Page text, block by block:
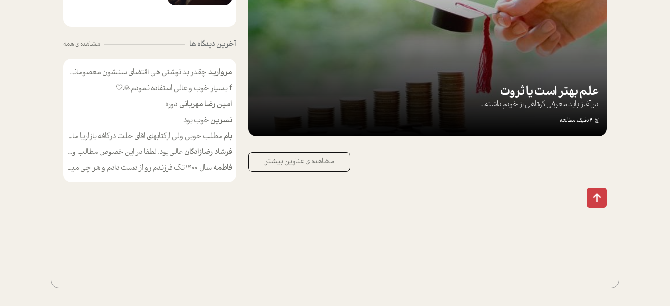
علم بهتر است یا ثروت
در آغاز باید معرفی کوتاهی از خودم داشته...
4 دقیقه مطالعه
مشاهده ی عناوین بیشتر
آخرین دیدگاه ها مشاهده ی همه
مرواریدچقدر بد نوشتی هی اقتضای سنشون معصومانه این اون خلی؟نکنه تا چهل سالگی پوشکت میکردن و شیر میخوردی که به اینا میگی کودک
fبسیار خوب و عالی استفاده نمودم🙏🤍
امین رضا مهربانی دوره
نسرینخوب بود
باممطلب حوبی ولی ازکتابهای اقای حلت درکافه بازاریا مایکت میزاشتن رایگان خوب بود ولی هرکدام خلاصه شده ش تومجله از طریق سایت هم خوبه اینکه درزیر اخرصفحه گذاشته شده خب ادم خبره میره نصب میکنه میخونه ولی هرکسی گوشیش ظرفیتش نداره باتشکر
فرشاد رضازادگانعالی بود. لطفا در این خصوص مطالب و مثال های بیشتر ی ارایه دهید
فاطمهسال ۱۴۰۰ تک فرزندم رو از دست دادم و هر چی میگذره حالم بدتر میشه و دلتنگتر تنایی رو ترجیح دادم و معاشرت برام سخت شده